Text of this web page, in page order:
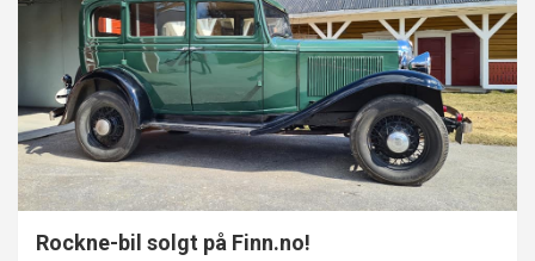
Rockne-bil solgt på Finn.no!